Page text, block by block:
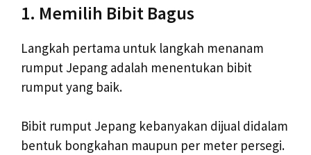
1. Memilih Bibit Bagus
Langkah pertama untuk langkah menanam
rumput Jepang adalah menentukan bibit
rumput yang baik.
Bibit rumput Jepang kebanyakan dijual didalam
bentuk bongkahan maupun per meter persegi.